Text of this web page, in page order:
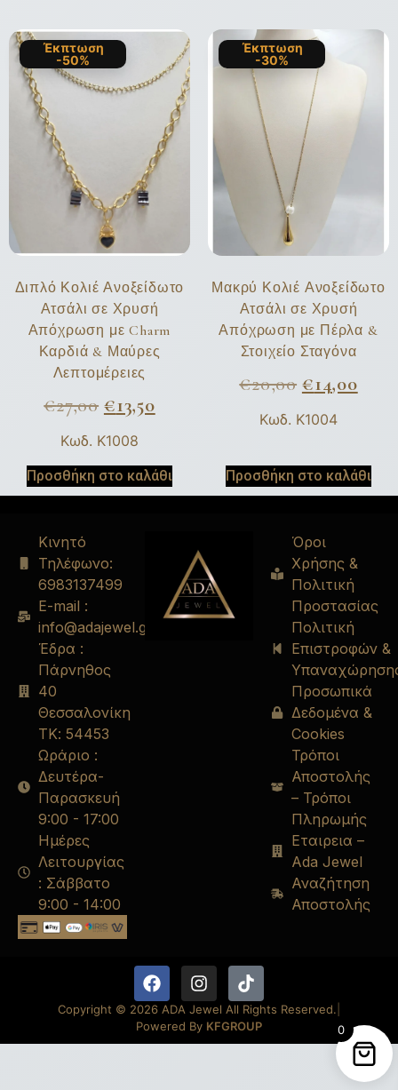
Έκπτωση
-50%
Διπλό Κολιέ Ανοξείδωτο
Ατσάλι σε Χρυσή
Απόχρωση με Charm
Καρδιά & Μαύρες
Λεπτομέρειες
€27,00 €13,50
Κωδ. K1008
Προσθήκη στο καλάθι
Έκπτωση
-30%
Μακρύ Κολιέ Ανοξείδωτο
Ατσάλι σε Χρυσή
Απόχρωση με Πέρλα &
Στοιχείο Σταγόνα
€20,00 €14,00
Κωδ. K1004
Προσθήκη στο καλάθι
Κινητό
Τηλέφωνο:
6983137499
E-mail :
info@adajewel.gr
Έδρα :
Πάρνηθος
40
Θεσσαλονίκη
ΤΚ: 54453
Ωράριο :
Δευτέρα-
Παρασκευή
9:00 - 17:00
Ημέρες
Λειτουργίας
: Σάββατο
9:00 - 14:00
Όροι
Χρήσης &
Πολιτική
Προστασίας
Πολιτική
Επιστροφών &
Προσωπικά
Δεδομένα &
Cookies
Τρόποι
Αποστολής
– Τρόποι
Πληρωμής
Εταιρεια –
Ada Jewel
Αναζήτηση
Αποστολής
Copyright © 2026 ADA Jewel All Rights Reserved.
Powered By KFGROUP 0